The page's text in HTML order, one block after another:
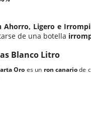
Ahorro, Ligero e
de una botella
Blanco Litro
Oro es un ron canariode